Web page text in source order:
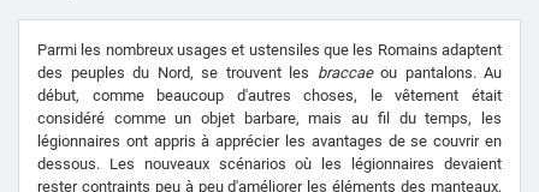
Parmi les nombreux usages et ustensiles que les Romains adaptent
des peuples du Nord, se trouvent les braccaeou pantalons. Au
début, comme beaucoup d'autres choses, le vêtement était
considéré comme un objet barbare, mais au fil du temps, les
légionnaires ont appris à apprécier les avantages de se couvrir en
dessous. Les nouveaux scénarios où les légionnaires devaient
rester contraints peu à peu d'améliorer les éléments des manteaux,